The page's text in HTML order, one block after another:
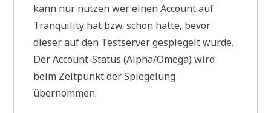
kann nur nutzen wer einen Account auf
Tranquility hat bzw. schon hatte, bevor
dieser auf den Testserver gespiegelt wurde.
Der Account-Status (Alpha/Omega) wird
beim Zeitpunkt der Spiegelung
übernommen.